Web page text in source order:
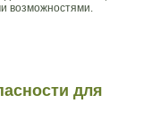
возможностями.
для